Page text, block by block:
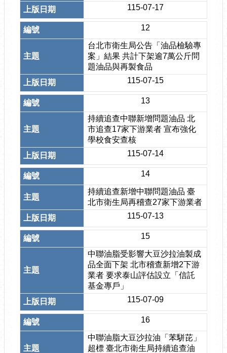
115-07-17
12
台北市衛生局公告「油品檢驗專
案」結果 共計下架逾7萬公斤問
題油品與再製食品
115-07-15
13
持續追查中聯新增問題油品 北
市追查17家下游業者 宣布強化
學校食安查核
115-07-14
14
持續追查新增中聯問題油品 臺
北市衛生局再稽查27家下游業者
115-07-13
15
中聯油脂受影響大豆沙拉油製成
品全面下架 北市稽查新增2下游
業者 要求泰山評估設立「信託
基金專戶」
115-07-09
16
中聯油脂大豆沙拉油「苯駢芘」
超標 臺北市衛生局持續追查油